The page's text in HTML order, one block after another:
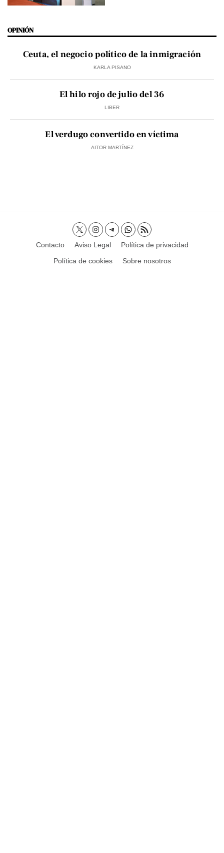
OPINIÓN
Ceuta, el negocio político de la inmigración
KARLA PISANO
El hilo rojo de julio del 36
LIBER
El verdugo convertido en víctima
AITOR MARTÍNEZ
Contacto Aviso Legal
Política de privacidad
Política de cookies
Sobre nosotros